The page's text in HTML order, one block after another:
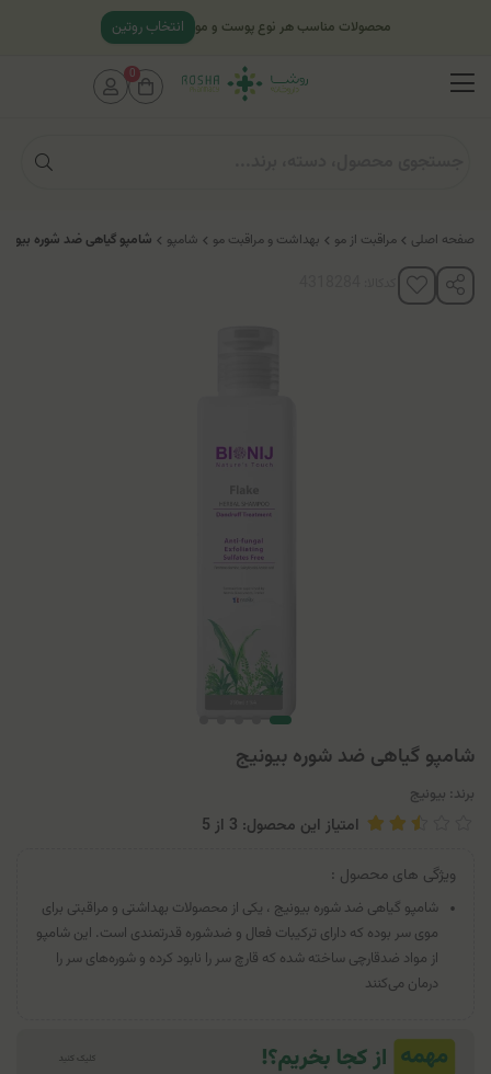
صفحه اصلی مراقبت از مو بهداشت و مراقبت مو شامپو شامپو گیاهی ضد شوره
شامپو گیاهی ضد شوره بیونیج
برند: بیونیج
امتیاز این محصول: 3 از 5
ویژگی های محصول :
شامپو گیاهی ضد شوره بیونیج ، یکی از محصولات بهداشتی و مراقبتی برای
موی سر بوده که دارای ترکیبات فعال و ضدشوره قدرتمندی است. این شامپو
از مواد ضدقارچی ساخته شده که قارچ سر را نابود کرده و شوره‌های سر را
درمان می‌کنند
محصولات مناسب هر نوع پوست و مو انتخاب روتین
0